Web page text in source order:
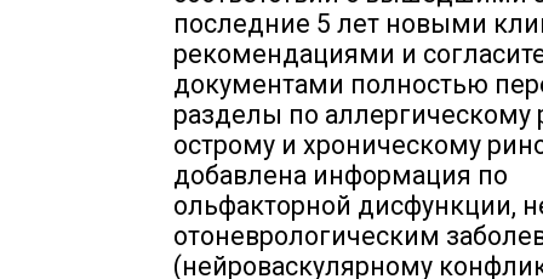
последние 5 лет новыми
рекомендациями и
документами полностью
разделы по аллергическому
острому и хроническому
добавлена информация по
ольфакторной дисфункции,
отоневрологическим
(нейроваскулярному